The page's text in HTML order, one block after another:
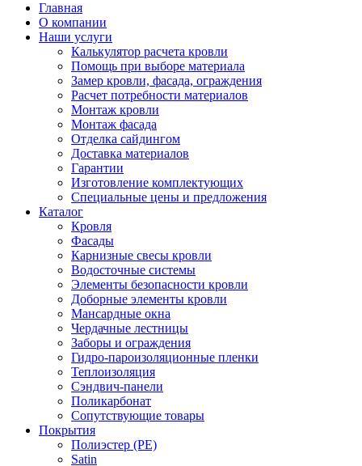
Главная
О компании
Наши услуги
Калькулятор расчета кровли
Помощь при выборе материала
Замер кровли, фасада, ограждения
Расчет потребности материалов
Монтаж кровли
Монтаж фасада
Отделка сайдингом
Доставка материалов
Гарантии
Изготовление комплектующих
Специальные цены и предложения
Каталог
Кровля
Фасады
Карнизные свесы кровли
Водосточные системы
Элементы безопасности кровли
Доборные элементы кровли
Мансардные окна
Чердачные лестницы
Заборы и ограждения
Гидро-пароизоляционные пленки
Теплоизоляция
Сэндвич-панели
Поликарбонат
Сопутствующие товары
Покрытия
Полиэстер (РЕ)
Satin